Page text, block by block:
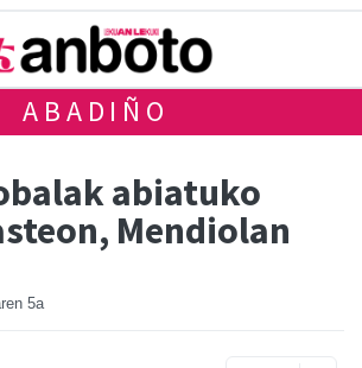
ABADIÑO
abiatuko
Mendiolan
5a